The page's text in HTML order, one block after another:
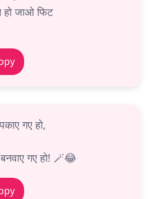
हो जाओ फिट
गए हो,
गए हो! 🪄😂